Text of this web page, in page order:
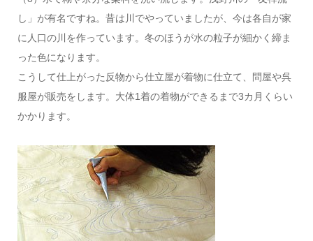
し」が有名ですね。昔は川でやっていましたが、今は各自が家
に人口の川を作っています。冬のほうが水の粒子が細かく締ま
った色になります。
こうして仕上がった反物から仕立屋が着物に仕立て、問屋や呉
服屋が販売をします。大体1着の着物ができるまで3カ月くらい
かかります。